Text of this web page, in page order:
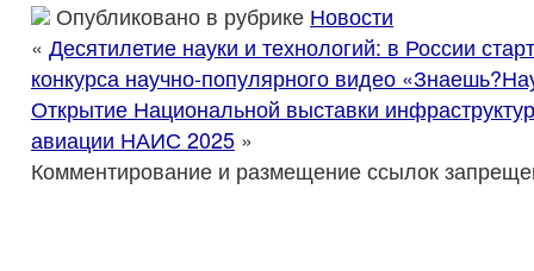
Опубликовано в рубрике Новости
« Десятилетие науки и технологий: в России
конкурса научно-популярного видео
Открытие Национальной выставки
авиации НАИС 2025 »
Комментирование и размещение ссылок